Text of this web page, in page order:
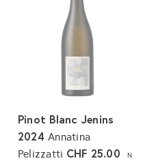
Pinot Blanc Jenins
2024Annatina
Pelizzatti CHF 25.00 N